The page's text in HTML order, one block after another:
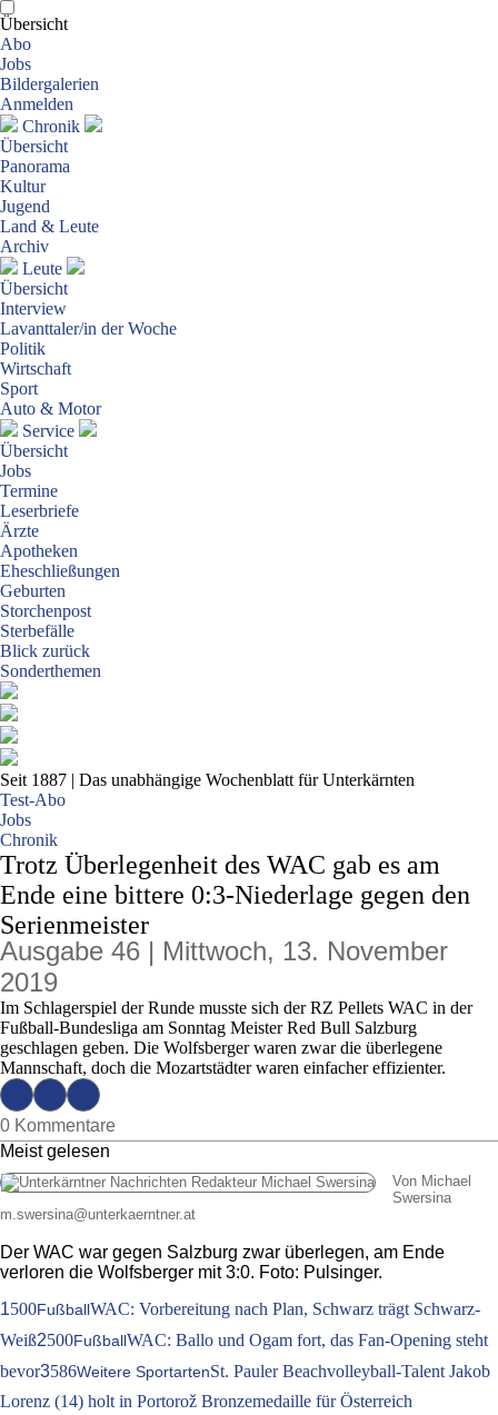
Übersicht
Abo
Jobs
Bildergalerien
Anmelden
Chronik
Übersicht
Panorama
Kultur
Jugend
Land & Leute
Archiv
Leute
Übersicht
Interview
Lavanttaler/in der Woche
Politik
Wirtschaft
Sport
Auto & Motor
Service
Übersicht
Jobs
Termine
Leserbriefe
Ärzte
Apotheken
Eheschließungen
Geburten
Storchenpost
Sterbefälle
Blick zurück
Sonderthemen
Seit 1887 | Das unabhängige Wochenblatt für Unterkärnten
Test-Abo
Jobs
Chronik
Trotz Überlegenheit des WAC gab es am
Ende eine bittere 0:3-Niederlage gegen den
Serienmeister
Ausgabe 46 | Mittwoch, 13. November
2019
Im Schlagerspiel der Runde musste sich der RZ Pellets WAC in der
Fußball-Bundesliga am Sonntag Meister Red Bull Salzburg
geschlagen geben. Die Wolfsberger waren zwar die überlegene
Mannschaft, doch die Mozartstädter waren einfacher effizienter.
0 Kommentare
Meist gelesen
Von Michael
Swersina
m.swersina@unterkaerntner.at
Der WAC war gegen Salzburg zwar überlegen, am Ende
verloren die Wolfsberger mit 3:0. Foto: Pulsinger.
1500FußballWAC: Vorbereitung nach Plan, Schwarz trägt Schwarz-
Weiß2500FußballWAC: Ballo und Ogam fort, das Fan-Opening steht
bevor3586Weitere SportartenSt. Pauler Beachvolleyball-Talent Jakob
Lorenz (14) holt in Portorož Bronzemedaille für Österreich